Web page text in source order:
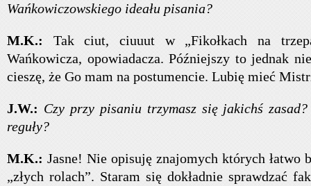
Wańkowiczowskiego ideału pisania?
M.K.: Tak ciut, ciuuut w „Fikołkach na
Wańkowicza, opowiadacza. Późniejszy to jednak
cieszę, że Go mam na postumencie. Lubię mieć
J.W.: Czy przy pisaniu trzymasz się jakichś
reguły?
M.K.: Jasne! Nie opisuję znajomych których łatwo
„złych rolach”. Staram się dokładnie sprawdzać